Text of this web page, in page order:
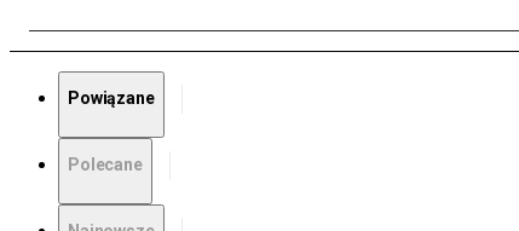
Powiązane
Polecane